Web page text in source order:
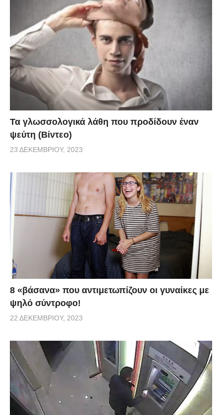
Τα γλωσσολογικά λάθη που προδίδουν έναν
ψεύτη (Βίντεο)
23 ΔΕΚΕΜΒΡΊΟΥ, 2023
8 «βάσανα» που αντιμετωπίζουν οι γυναίκες με
ψηλό σύντροφο!
22 ΔΕΚΕΜΒΡΊΟΥ, 2023